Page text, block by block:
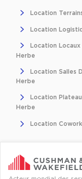
Achat d'Entrepôts
Achat d'Entrepôts
Achat d'Entrepôts
Achat d'Entrepôts
Achat d'Entrepôts
chargement
Location
Location
Location
Herbe
Location Salles
Herbe
Location
Herbe
Location